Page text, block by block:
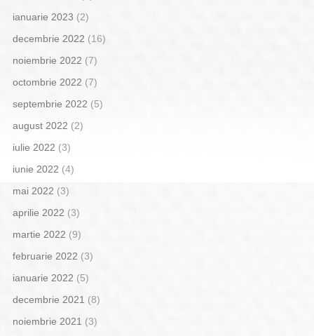
ianuarie 2023 (2)
decembrie 2022 (16)
noiembrie 2022 (7)
octombrie 2022 (7)
septembrie 2022 (5)
august 2022 (2)
iulie 2022 (3)
iunie 2022 (4)
mai 2022 (3)
aprilie 2022 (3)
martie 2022 (9)
februarie 2022 (3)
ianuarie 2022 (5)
decembrie 2021 (8)
noiembrie 2021 (3)